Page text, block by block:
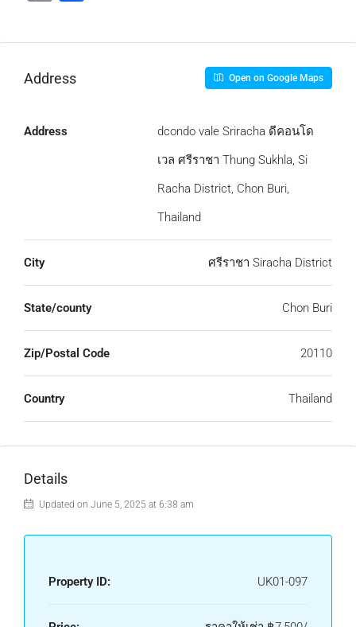
Address Open on Google Maps
Address
dcondo vale Sriracha ดีคอนโด
เวล ศรีราชา Thung Sukhla, Si
Racha District, Chon Buri,
Thailand
City ศรีราชา Siracha District
State/county Chon Buri
Zip/Postal Code 20110
Country Thailand
Details
Updated on June 5, 2025 at 6:38 am
Property ID: UK01-097